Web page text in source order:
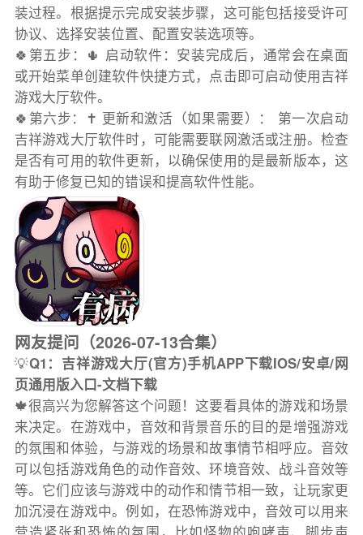
装过程。根据提示完成安装步骤，这可能包括接受许可
协议、选择安装位置、配置安装选项等。
🍀第五步：🌵 启动软件：安装完成后，通常会在桌面
或开始菜单创建软件快捷方式，点击即可启动使用吉祥
游戏大厅软件。
🍀第六步：✝️ 更新和激活（如果需要）： 第一次启动
吉祥游戏大厅软件时，可能需要联网激活或注册。检查
是否有可用的软件更新，以确保使用的是最新版本，这
有助于修复已知的错误和提高软件性能。
网友提问（2026-07-13合集）
💡Q1：吉祥游戏大厅(官方)手机APP下载IOS/安卓/网
页通用版入口-文档下载
🍁很高兴为您解答这个问题！这要看具体的游戏和场景
来决定。在游戏中，音效和背景音乐的目的是增强游戏
的氛围和体验，与游戏的场景和故事情节相呼应。音效
可以包括游戏角色的动作音效、环境音效、战斗音效等
等。它们应该与游戏中的动作和情节相一致，让玩家更
加沉浸在游戏中。例如，在恐怖游戏中，音效可以用来